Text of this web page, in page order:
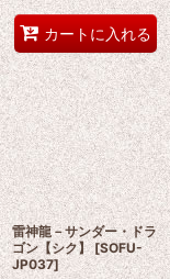
カートに入れる
雷神龍－サンダー・ドラ
ゴン【シク】 [SOFU-
JP037]